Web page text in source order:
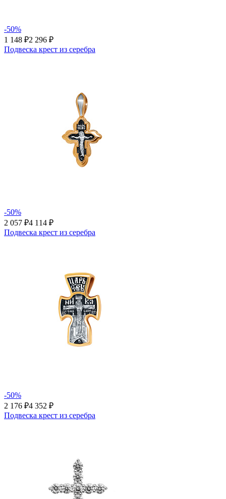
-50%
1 148 ₽2 296 ₽
Подвеска крест из серебра
-50%
2 057 ₽4 114 ₽
Подвеска крест из серебра
-50%
2 176 ₽4 352 ₽
Подвеска крест из серебра